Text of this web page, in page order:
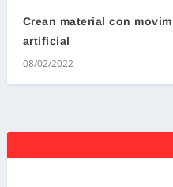
Crean material con
artificial
08/02/2022